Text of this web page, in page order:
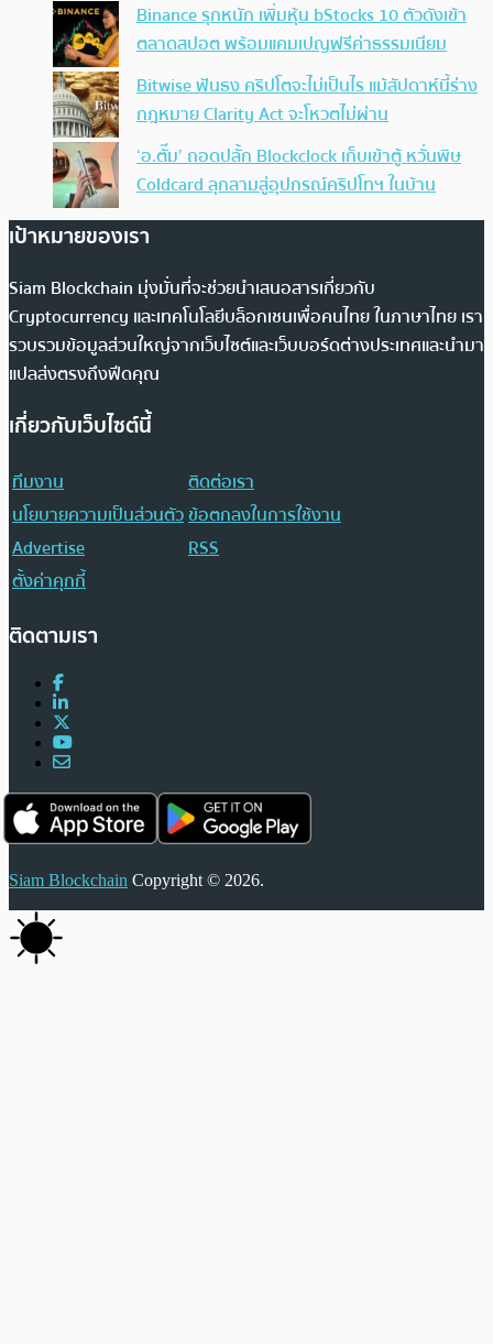
Binance รุกหนัก เพิ่มหุ้น bStocks 10 ตัวดังเข้า
ตลาดสปอต พร้อมแคมเปญฟรีค่าธรรมเนียม
Bitwise ฟันธง คริปโตจะไม่เป็นไร แม้สัปดาห์นี้ร่าง
กฎหมาย Clarity Act จะโหวตไม่ผ่าน
‘อ.ตั๊ม’ ถอดปลั้ก Blockclock เก็บเข้าตู้ หวั่นพิษ
Coldcard ลุกลามสู่อุปกรณ์คริปโทฯ ในบ้าน
เป้าหมายของเรา
Siam Blockchain มุ่งมั่นที่จะช่วยนำเสนอสารเกี่ยวกับ
Cryptocurrency และเทคโนโลยีบล็อกเชนเพื่อคนไทย ในภาษาไทย เรา
รวบรวมข้อมูลส่วนใหญ่จากเว็บไซต์และเว็บบอร์ดต่างประเทศและนำมา
แปลส่งตรงถึงฟีดคุณ
เกี่ยวกับเว็บไซต์นี้
ทีมงาน
ติดต่อเรา
นโยบายความเป็นส่วนตัวข้อตกลงในการใช้งาน
Advertise
RSS
ตั้งค่าคุกกี้
ติดตามเรา
Siam Blockchain Copyright © 2026.